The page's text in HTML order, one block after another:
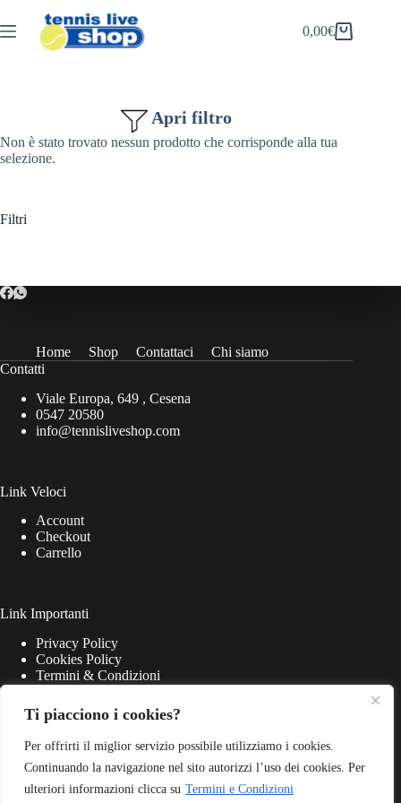
Ti piacciono i cookies?
Per offrirti il miglior servizio possibile utilizziamo i cookies.
Continuando la navigazione nel sito autorizzi l’uso dei cookies. Per
ulteriori informazioni clicca su Termini e Condizioni
al
contenuto
Carrello
0,00€
Apri filtro
Non è stato trovato nessun prodotto che corrisponde alla tua
selezione.
Filtri
Home Shop Contattaci
Chi siamo
Contatti
Viale Europa, 649 , Cesena
0547 20580
info@tennisliveshop.com
Link Veloci
Account
Checkout
Carrello
Link Importanti
Privacy Policy
Cookies Policy
Termini & Condizioni